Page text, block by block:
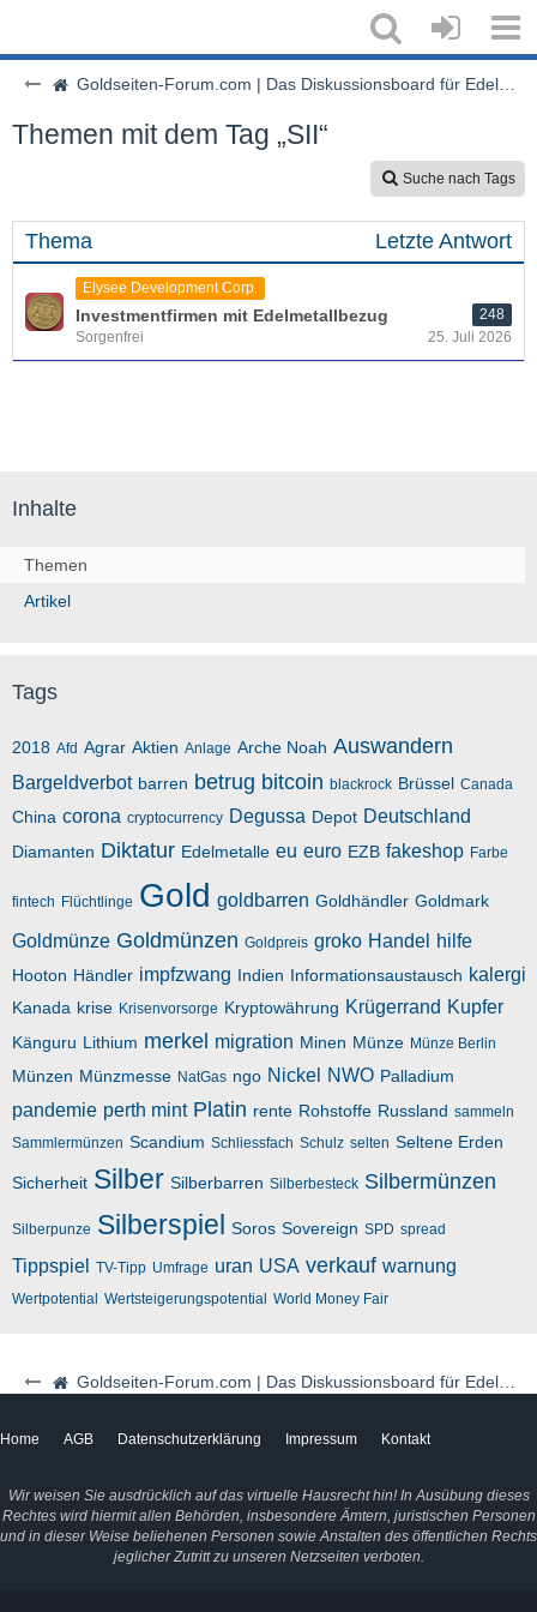
Goldseiten-Forum.com | Das Diskussionsboard für Edelmetalle & Rohstoffe
Goldseiten-Forum.com | Das Diskussionsboard für Edelmetalle & Rohstoffe
Themen mit dem Tag „SII“
Suche nach Tags
Thema Letzte Antwort
Elysee Development Corp.
Investmentfirmen mit Edelmetallbezug
248
Sorgenfrei
25. Juli 2026
Inhalte
Themen
Artikel
Tags
2018 Afd Agrar Aktien Anlage Arche Noah Auswandern
Bargeldverbot barren betrug bitcoin blackrock Brüssel Canada
China corona cryptocurrency Degussa Depot Deutschland
Diamanten Diktatur Edelmetalle eu euro EZB fakeshop Farbe
fintech Flüchtlinge Gold goldbarren Goldhändler Goldmark
Goldmünze Goldmünzen Goldpreis groko Handel hilfe
Hooton Händler impfzwang Indien Informationsaustausch kalergi
Kanada krise Krisenvorsorge Kryptowährung Krügerrand Kupfer
Känguru Lithium merkel migration Minen Münze Münze Berlin
Münzen Münzmesse NatGas ngo Nickel NWO Palladium
pandemie perth mint Platin rente Rohstoffe Russland sammeln
Sammlermünzen Scandium Schliessfach Schulz selten Seltene Erden
Sicherheit Silber Silberbarren Silberbesteck Silbermünzen
Silberpunze Silberspiel Soros Sovereign SPD spread
Tippspiel TV-Tipp Umfrage uran USA verkauf warnung
Wertpotential Wertsteigerungspotential World Money Fair
Home AGB Datenschutzerklärung Impressum Kontakt
Wir weisen Sie ausdrücklich auf das virtuelle Hausrecht hin! In Ausübung dieses
Rechtes wird hiermit allen Behörden, insbesondere Ämtern, juristischen Personen
und in dieser Weise beliehenen Personen sowie Anstalten des öffentlichen Rechts
jeglicher Zutritt zu unseren Netzseiten verboten.